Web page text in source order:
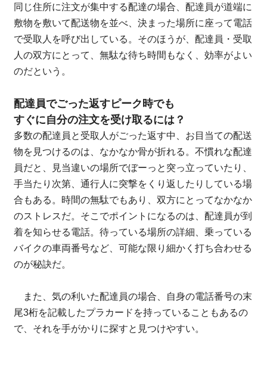
同じ住所に注文が集中する配達の場合、配達員が道端に
敷物を敷いて配送物を並べ、決まった場所に座って電話
で受取人を呼び出している。そのほうが、配達員・受取
人の双方にとって、無駄な待ち時間もなく、効率がよい
のだという。
配達員でごった返すピーク時でも
すぐに自分の注文を受け取るには？
多数の配達員と受取人がごった返す中、お目当ての配送
物を見つけるのは、なかなか骨が折れる。不慣れな配達
員だと、見当違いの場所でぼーっと突っ立っていたり、
手当たり次第、通行人に突撃をくり返したりしている場
合もある。時間の無駄でもあり、双方にとってなかなか
のストレスだ。そこでポイントになるのは、配達員が到
着を知らせる電話。待っている場所の詳細、乗っている
バイクの車両番号など、可能な限り細かく打ち合わせる
のが秘訣だ。
また、気の利いた配達員の場合、自身の電話番号の末
尾3桁を記載したプラカードを持っていることもあるの
で、それを手がかりに探すと見つけやすい。